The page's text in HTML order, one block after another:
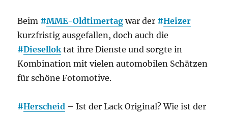
Beim #MME-Oldtimertag war der #Heizer
kurzfristig ausgefallen, doch auch die
#Dieselloktat ihre Dienste und sorgte in
Kombination mit vielen automobilen Schätzen
für schöne Fotomotive.
#Herscheid – Ist der Lack Original? Wie ist der